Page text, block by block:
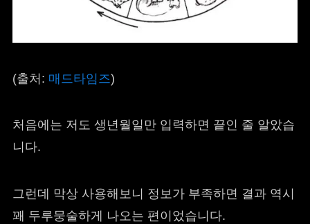
(출처: 매드타임즈)
처음에는 저도 생년월일만 입력하면 끝인 줄 알았습
니다.
그런데 막상 사용해보니 정보가 부족하면 결과 역시
꽤 두루뭉술하게 나오는 편이었습니다.